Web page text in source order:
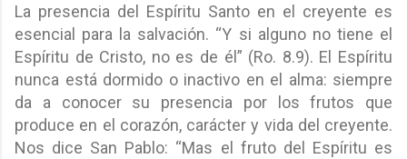
La presencia del Espíritu Santo en el creyente es
esencial para la salvación. “Y si alguno no tiene el
Espíritu de Cristo, no es de él” (Ro. 8.9). El Espíritu
nunca está dormido o inactivo en el alma: siempre
da a conocer su presencia por los frutos que
produce en el corazón, carácter y vida del creyente.
Nos dice San Pablo: “Mas el fruto del Espíritu es